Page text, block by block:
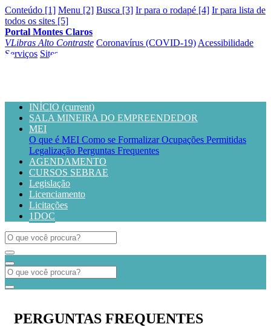
Conteúdo [1] Menu [2] Busca [3] Ir para o rodapé [4] Ir para lista de
todos os sites [5]
Portal Montes Claros
VLibras Alto Contraste Coronavírus (COVID-19) Acessibilidade
Serviços Sites
INÍCIO (current)
SALA MINEIRA DO EMPREENDEDOR
MEI
O que é MEI Como se FormalizarOcupações Permitidas
Legalização Perguntas Frequentes
AGENDAMENTO
CURSOS SEBRAE
Legislação
Licenciamento
Licitações
1DOC
PERGUNTAS FREQUENTES